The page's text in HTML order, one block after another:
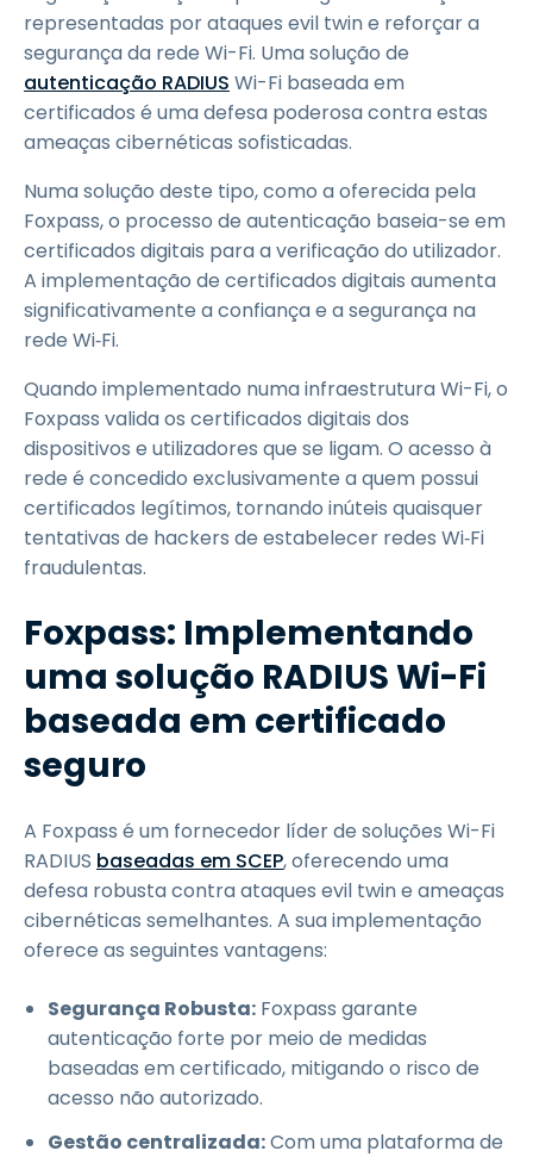
representadas por ataques evil twin e reforçar a
segurança da rede Wi-Fi. Uma solução de
autenticação RADIUS Wi-Fi baseada em
certificados é uma defesa poderosa contra estas
ameaças cibernéticas sofisticadas.
Numa solução deste tipo, como a oferecida pela
Foxpass, o processo de autenticação baseia-se em
certificados digitais para a verificação do utilizador.
A implementação de certificados digitais aumenta
significativamente a confiança e a segurança na
rede Wi‑Fi.
Quando implementado numa infraestrutura Wi-Fi, o
Foxpass valida os certificados digitais dos
dispositivos e utilizadores que se ligam. O acesso à
rede é concedido exclusivamente a quem possui
certificados legítimos, tornando inúteis quaisquer
tentativas de hackers de estabelecer redes Wi‑Fi
fraudulentas.
Foxpass: Implementando
uma solução RADIUS Wi-Fi
baseada em certificado
seguro
A Foxpass é um fornecedor líder de soluções Wi-Fi
RADIUS baseadas em SCEP, oferecendo uma
defesa robusta contra ataques evil twin e ameaças
cibernéticas semelhantes. A sua implementação
oferece as seguintes vantagens:
Segurança Robusta: Foxpass garante
autenticação forte por meio de medidas
baseadas em certificado, mitigando o risco de
acesso não autorizado.
Gestão centralizada:Com uma plataforma de